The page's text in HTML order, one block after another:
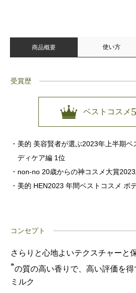
商品概要 使い方
受賞歴
ベストコスメ
・美的 美容賢者が選ぶ2023年上半期
ディケア編 1位
・non-no 20歳からの神コスメ大賞
・美的 HEN2023 年間ベストコスメ ボ
コンセプト
さらりと心地よいテクスチャーと
*の質の高い香りで、高い評価を
ミルク